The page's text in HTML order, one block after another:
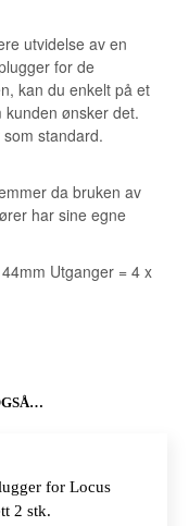
utvidelse av en
for de
kan du enkelt på et
ønsker det.
standard.
da bruken av
har sine egne
Utganger = 4 x
for Locus
2 stk.